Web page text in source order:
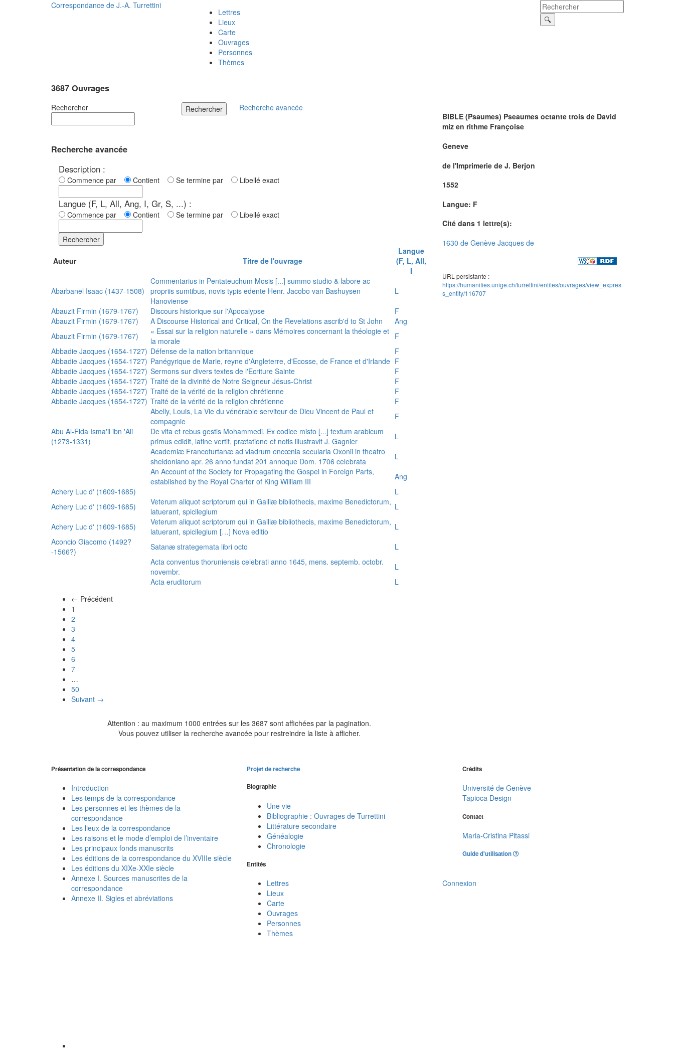
Correspondance de J.-A. Turrettini
Lettres
Lieux
Carte
Ouvrages
Personnes
Thèmes
3687 Ouvrages
Rechercher Rechercher Recherche avancée
Recherche avancée
Description :
Commence par Contient Se termine par Libellé exact
Langue (F, L, All, Ang, I, Gr, S, ...) :
Commence par Contient Se termine par Libellé exact
Rechercher
Auteur Titre de l'ouvrage
Langue
(F, L, All,
I
Abarbanel Isaac (1437-1508)
Commentarius in Pentateuchum Mosis [...] summo studio & labore ac
propriis sumtibus, novis typis edente Henr. Jacobo van Bashuysen
Hanoviense
L
Abauzit Firmin (1679-1767)
Discours historique sur l'Apocalypse
F
Abauzit Firmin (1679-1767)
A Discourse Historical and Critical, On the Revelations ascrib'd to St John
Ang
Abauzit Firmin (1679-1767)
« Essai sur la religion naturelle » dans Mémoires concernant la théologie et
la morale
F
Abbadie Jacques (1654-1727) Défense de la nation britannique
F
Abbadie Jacques (1654-1727) Panégyrique de Marie, reyne d'Angleterre, d'Ecosse, de France et d'Irlande F
Abbadie Jacques (1654-1727) Sermons sur divers textes de l'Ecriture Sainte
F
Abbadie Jacques (1654-1727) Traité de la divinité de Notre Seigneur Jésus-Christ
F
Abbadie Jacques (1654-1727) Traité de la vérité de la religion chrétienne
F
Abbadie Jacques (1654-1727) Traité de la vérité de la religion chrétienne
F
Abelly, Louis, La Vie du vénérable serviteur de Dieu Vincent de Paul et
compagnie
F
Abu Al-Fida Isma'il ibn 'Ali
(1273-1331)
De vita et rebus gestis Mohammedi. Ex codice misto [...] textum arabicum
primus edidit, latine vertit, præfatione et notis illustravit J. Gagnier
L
Academiæ Francofurtanæ ad viadrum encœnia secularia Oxonii in theatro
sheldoniano apr. 26 anno fundat 201 annoque Dom. 1706 celebrata
L
An Account of the Society for Propagating the Gospel in Foreign Parts,
established by the Royal Charter of King William III
Ang
Achery Luc d' (1609-1685)
L
Achery Luc d' (1609-1685)
Veterum aliquot scriptorum qui in Galliæ bibliothecis, maxime Benedictorum,
latuerant, spicilegium
L
Achery Luc d' (1609-1685)
Veterum aliquot scriptorum qui in Galliæ bibliothecis, maxime Benedictorum,
latuerant, spicilegium […] Nova editio
L
Aconcio Giacomo (1492?
-1566?)
Satanæ strategemata libri octo
L
Acta conventus thoruniensis celebrati anno 1645, mens. septemb. octobr.
novembr.
L
Acta eruditorum
L
← Précédent
1
2
3
4
5
6
7
…
50
Suivant →
Attention : au maximum 1000 entrées sur les 3687 sont affichées par la pagination.
Vous pouvez utiliser la recherche avancée pour restreindre la liste à afficher.
BIBLE (Psaumes) Pseaumes octante trois de David
miz en rithme Françoise
Geneve
de l'Imprimerie de J. Berjon
1552
Langue: F
Cité dans 1 lettre(s):
1630 de Genève Jacques de
URL persistante :
https://humanities.unige.ch/turrettini/entites/ouvrages/view_expres
s_entity/116707
Présentation de la correspondance
Introduction
Les temps de la correspondance
Les personnes et les thèmes de la
correspondance
Les lieux de la correspondance
Les raisons et le mode d’emploi de l’inventaire
Les principaux fonds manuscrits
Les éditions de la correspondance du XVIIIe siècle
Les éditions du XIXe-XXIe siècle
Annexe I. Sources manuscrites de la
correspondance
Annexe II. Sigles et abréviations
Projet de recherche
Biographie
Une vie
Bibliographie : Ouvrages de Turrettini
Littérature secondaire
Généalogie
Chronologie
Entités
Lettres
Lieux
Carte
Ouvrages
Personnes
Thèmes
Crédits
Université de Genève
Tapioca Design
Contact
Maria-Cristina Pitassi
Guide d'utilisation
Connexion